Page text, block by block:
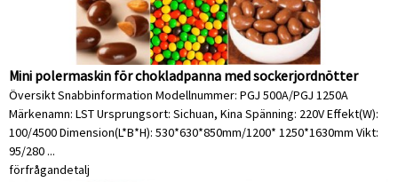
Mini polermaskin för chokladpanna med sockerjordnötter
Översikt Snabbinformation Modellnummer: PGJ 500A/PGJ 1250A
Märkenamn: LST Ursprungsort: Sichuan, Kina Spänning: 220V Effekt(W):
100/4500 Dimension(L*B*H): 530*630*850mm/1200* 1250*1630mm Vikt:
95/280 ...
förfrågandetalj